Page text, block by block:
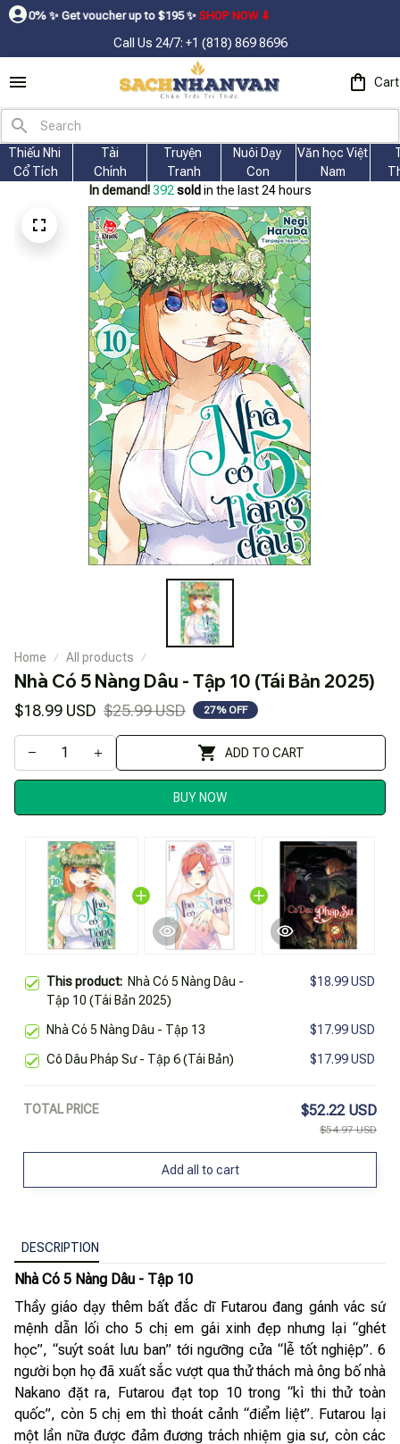
voucher up to $195ㅤ ✨ㅤSHOP NOW ⬇
Call Us 24/7: +1 (818) 869 8696
Cart
Thiếu Nhi
Cổ Tích
Tài
Chính
Truyện
Tranh
Nuôi Dạy
Con
Văn học Việt
Nam
In demand! 394 sold in the last 24 hours
Home All products
Nhà Có 5 Nàng Dâu - Tập 10 (Tái Bản 2025)
$18.99 USD $25.99 USD 27% OFF
ADD TO CART
BUY NOW
This product: Nhà Có 5 Nàng Dâu -
Tập 10 (Tái Bản 2025)
$18.99 USD
Nhà Có 5 Nàng Dâu - Tập 13 $17.99 USD
Cô Dâu Pháp Sư - Tập 6 (Tái Bản) $17.99 USD
TOTAL PRICE $52.22 USD
$54.97 USD
Add all to cart
DESCRIPTION
Nhà Có 5 Nàng Dâu - Tập 10
Thầy giáo dạy thêm bất đắc dĩ Futarou đang gánh vác sứ
mệnh dẫn lối cho 5 chị em gái xinh đẹp nhưng lại “ghét
học”, “suýt soát lưu ban” tới ngưỡng cửa “lễ tốt nghiệp”. 6
người bọn họ đã xuất sắc vượt qua thử thách mà ông bố nhà
Nakano đặt ra, Futarou đạt top 10 trong “kì thi thử toàn
quốc”, còn 5 chị em thì thoát cảnh “điểm liệt”. Futarou lại
một lần nữa được đảm đương trách nhiệm gia sư, còn các